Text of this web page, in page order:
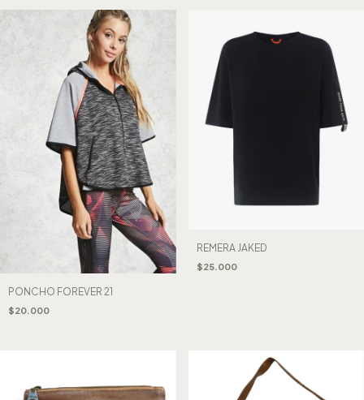
PONCHO FOREVER 21
$20.000
REMERA JAKED
$25.000